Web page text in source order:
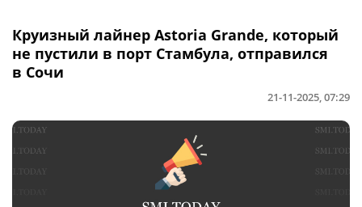
Круизный лайнер Astoria Grande, который
не пустили в порт Стамбула, отправился
в Сочи
21-11-2025, 07:29